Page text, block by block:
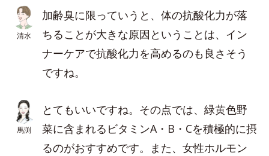
清水
加齢臭に限っていうと、体の抗酸化力が落
ちることが大きな原因ということは、イン
ナーケアで抗酸化力を高めるのも良さそう
ですね。
馬渕
とてもいいですね。その点では、緑黄色野
菜に含まれるビタミンA・B・Cを積極的に摂
るのがおすすめです。また、女性ホルモン